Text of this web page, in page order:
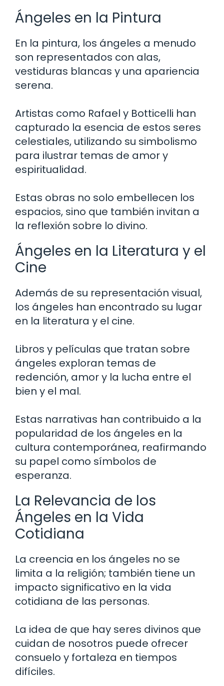
Ángeles en la Pintura
En la pintura, los ángeles a menudo
son representados con alas,
vestiduras blancas y una apariencia
serena.
Artistas como Rafael y Botticelli han
capturado la esencia de estos seres
celestiales, utilizando su simbolismo
para ilustrar temas de amor y
espiritualidad.
Estas obras no solo embellecen los
espacios, sino que también invitan a
la reflexión sobre lo divino.
Ángeles en la Literatura y el
Cine
Además de su representación visual,
los ángeles han encontrado su lugar
en la literatura y el cine.
Libros y películas que tratan sobre
ángeles exploran temas de
redención, amor y la lucha entre el
bien y el mal.
Estas narrativas han contribuido a la
popularidad de los ángeles en la
cultura contemporánea, reafirmando
su papel como símbolos de
esperanza.
La Relevancia de los
Ángeles en la Vida
Cotidiana
La creencia en los ángeles no se
limita a la religión; también tiene un
impacto significativo en la vida
cotidiana de las personas.
La idea de que hay seres divinos que
cuidan de nosotros puede ofrecer
consuelo y fortaleza en tiempos
difíciles.